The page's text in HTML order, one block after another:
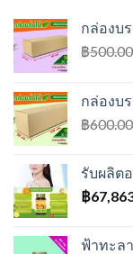
กล่องบ
฿500.00
กล่องบ
฿600.00
รับผลิต
฿
ฟ้าทะล